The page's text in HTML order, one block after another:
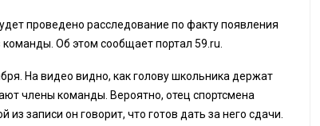
проведено расследование по факту появления
Об этом сообщает портал 59.ru.
На видео видно, как голову школьника держат
члены команды. Вероятно, отец спортсмена
из записи он говорит, что готов дать за него сдачи.